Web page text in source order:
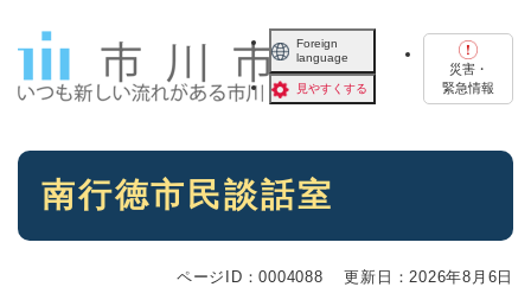
Foreign
language
見やすくする
災害・
緊急情報
本
南行徳市民談話室
ページID：0004088 更新日：2026年8月6日